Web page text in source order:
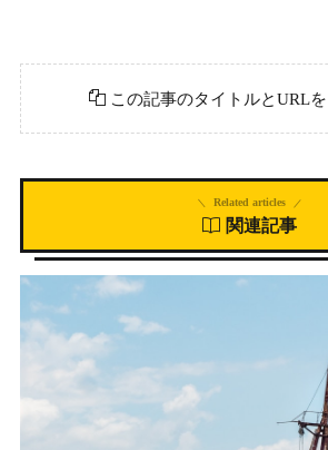
この記事のタイトルとURL
関連記事
Related articles